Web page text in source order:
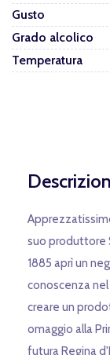
Gusto
Grado alcolico
Temperatura
suo produttore
1885 aprì un
conoscenza
creare un
omaggio alla
futura Regina